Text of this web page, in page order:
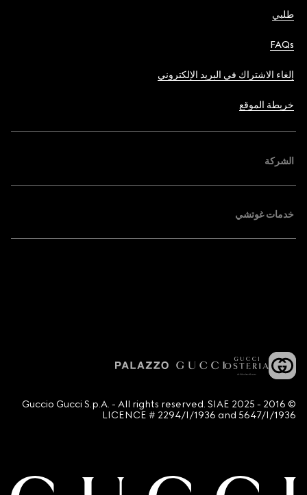
طلبي
FAQs
إلغاء الاشتراك في البريد الإلكتروني
خريطة الموقع
الشركة
خدمات غوتشي
© 2016 - 2025 Guccio Gucci S.p.A. - All rights reserved. SIAE
LICENCE # 2294/I/1936 and 5647/I/1936